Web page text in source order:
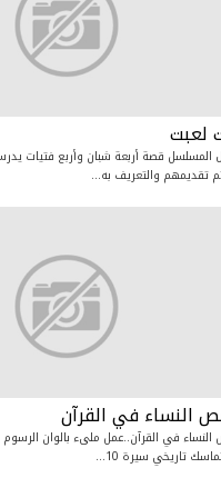
لعبت
المسلسل قصة أربعة شبان وأربع فتيات
تقديمهم والتعريف به...
النساء في القرآن
في القرآن..عمل ملىء بالوان الرسوم
تاريخي سيرة 10...